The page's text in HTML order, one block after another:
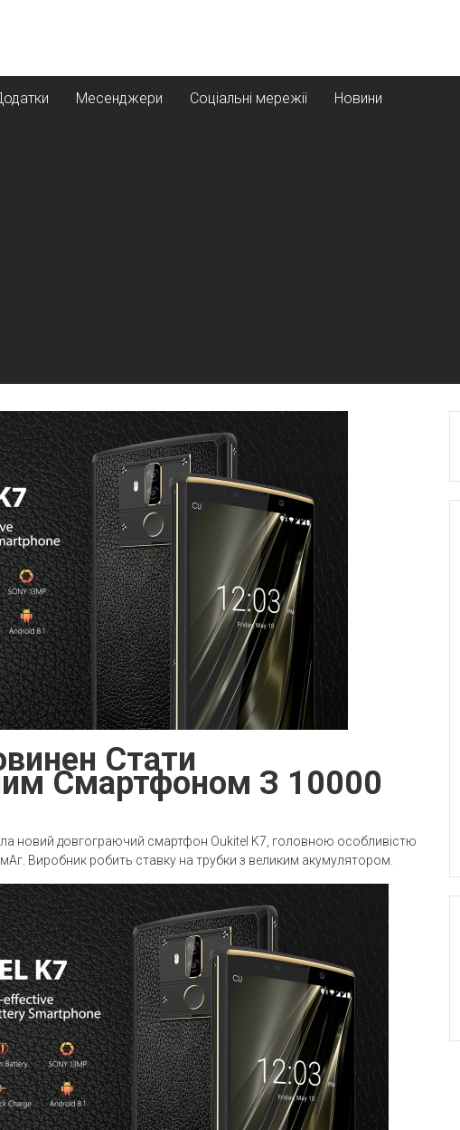
Месенджери Соціальні мережіі Новини
Стати
Смартфоном З 10000
новий довгограючий смартфон Oukitel K7, головною особливістю
Виробник робить ставку на трубки з великим акумулятором.